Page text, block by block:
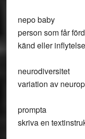
nepo baby
person som får
känd eller
neurodiversitet
variation av
prompta
skriva en